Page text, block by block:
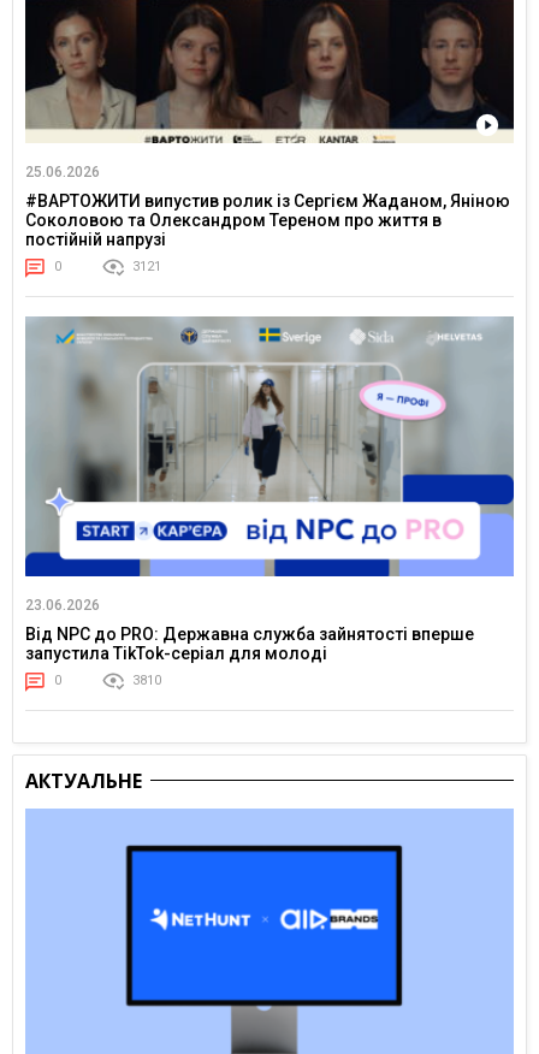
25.06.2026
#ВАРТОЖИТИ випустив ролик із Сергієм Жаданом, Яніною
Соколовою та Олександром Тереном про життя в
постійній напрузі
0 3121
23.06.2026
Від NPC до PRO: Державна служба зайнятості вперше
запустила TikTok-серіал для молоді
0 3810
АКТУАЛЬНЕ